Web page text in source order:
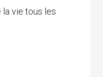
la vie tous les